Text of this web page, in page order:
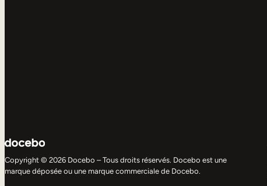
Copyright © 2026 Docebo – Tous droits réservés. Docebo est une
marque déposée ou une marque commerciale de Docebo.